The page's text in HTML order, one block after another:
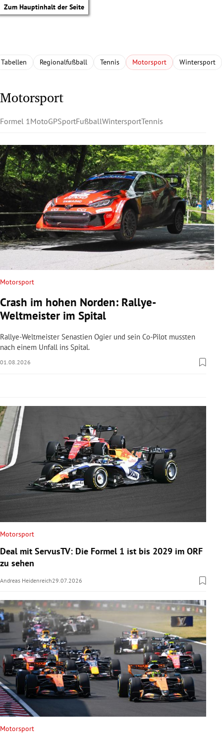
Zum Hauptinhalt der Seite
Untermenü
Untermenü
Untermenü
Untermenü
Untermenü
Untermenü
Tabellen Regionalfußball Tennis Motorsport Wintersport
Motorsport
Formel 1 MotoGPSportFußballWintersportTennis
Motorsport
Crash im hohen Norden: Rallye-
Weltmeister im Spital
Rallye-Weltmeister Senastien Ogier und sein Co-Pilot mussten
nach einem Unfall ins Spital.
01.08.2026
Motorsport
Deal mit ServusTV: Die Formel 1 ist bis 2029 im ORF
zu sehen
Andreas Heidenreich29.07.2026
Motorsport